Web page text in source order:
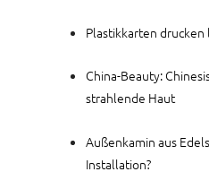
Plastikkarten
China-Beauty:
strahlende Haut
Außenkamin aus
Installation?